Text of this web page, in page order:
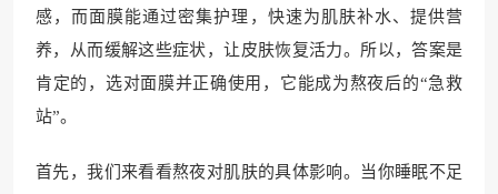
感，而面膜能通过密集护理，快速为肌肤补水、提供营
养，从而缓解这些症状，让皮肤恢复活力。所以，答案是
肯定的，选对面膜并正确使用，它能成为熬夜后的“急救
站”。
首先，我们来看看熬夜对肌肤的具体影响。当你睡眠不足